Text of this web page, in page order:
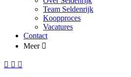
Team Seldenrijk
Koopproces
Vacatures
Contact
Meer